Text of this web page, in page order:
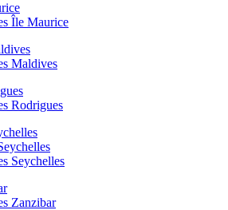
Île Maurice
Maldives
Rodrigues
Seychelles
Zanzibar